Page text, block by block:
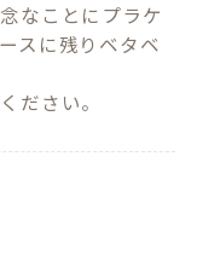
なことにプラケ
スに残りベタベ
ださい。